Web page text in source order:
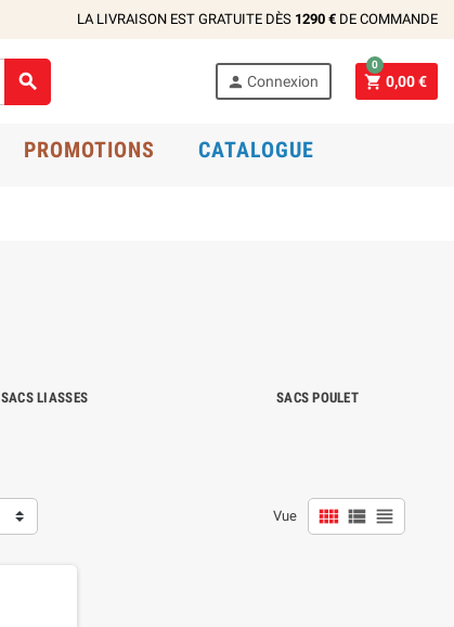
LA LIVRAISON EST GRATUITE DÈS 1290 € DE COMMANDE
  Connexion  0,00 €
0
PROMOTIONS CATALOGUE
SACS LIASSES SACS POULET
Vue   